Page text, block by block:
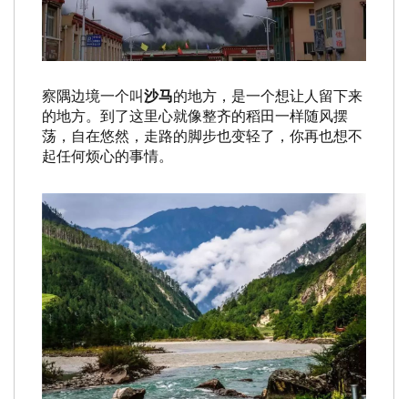
察隅边境一个叫沙马的地方，是一个想让人留下来
的地方。到了这里心就像整齐的稻田一样随风摆
荡，自在悠然，走路的脚步也变轻了，你再也想不
起任何烦心的事情。